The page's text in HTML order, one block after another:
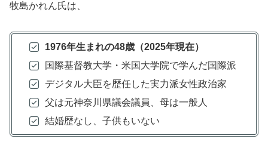
牧島かれん氏は、
1976年生まれの48歳（2025年現在）
国際基督教大学・米国大学院で学んだ国際派
デジタル大臣を歴任した実力派女性政治家
父は元神奈川県議会議員、母は一般人
結婚歴なし、子供もいない